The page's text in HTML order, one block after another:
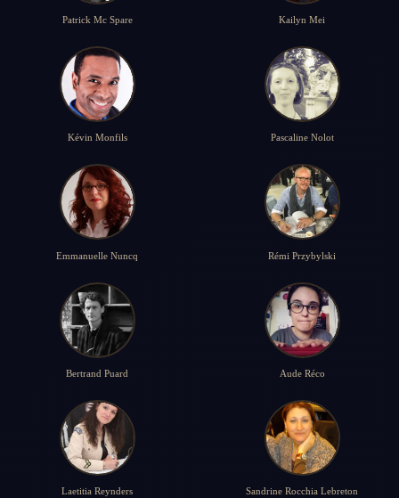
Patrick Mc Spare Kailyn Mei
Kévin Monfils Pascaline Nolot
Emmanuelle Nuncq Rémi Przybylski
Bertrand Puard Aude Réco
Laetitia Reynders Sandrine Rocchia Lebreton